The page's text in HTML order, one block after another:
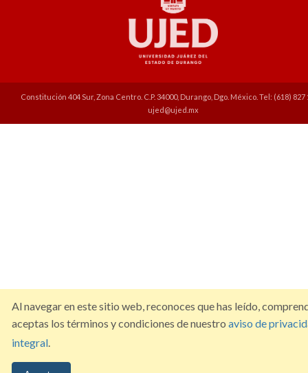
Constitución 404 Sur, Zona Centro. C.P. 34000, Durango, Dgo. México. Tel: (618) 827
ujed@ujed.mx
Al navegar en este sitio web, reconoces que has leído,
aceptas los términos y condiciones de nuestro aviso de
integral.